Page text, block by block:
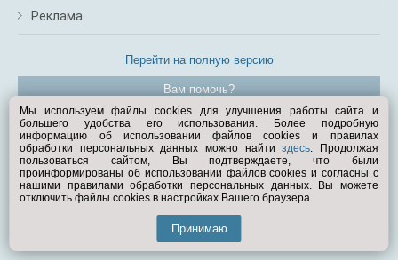
Реклама
Перейти на полную версию
Вам помочь?
© Exist.ru 1998—2026
Мы используем файлы cookies для улучшения работы сайта и
большего удобства его использования. Более подробную
информацию об использовании файлов cookies и правилах
обработки персональных данных можно найтиздесь. Продолжая
пользоваться сайтом, Вы подтверждаете, что были
проинформированы об использовании файлов cookies и согласны с
нашими правилами обработки персональных данных. Вы можете
отключить файлы cookies в настройках Вашего браузера.
Принимаю